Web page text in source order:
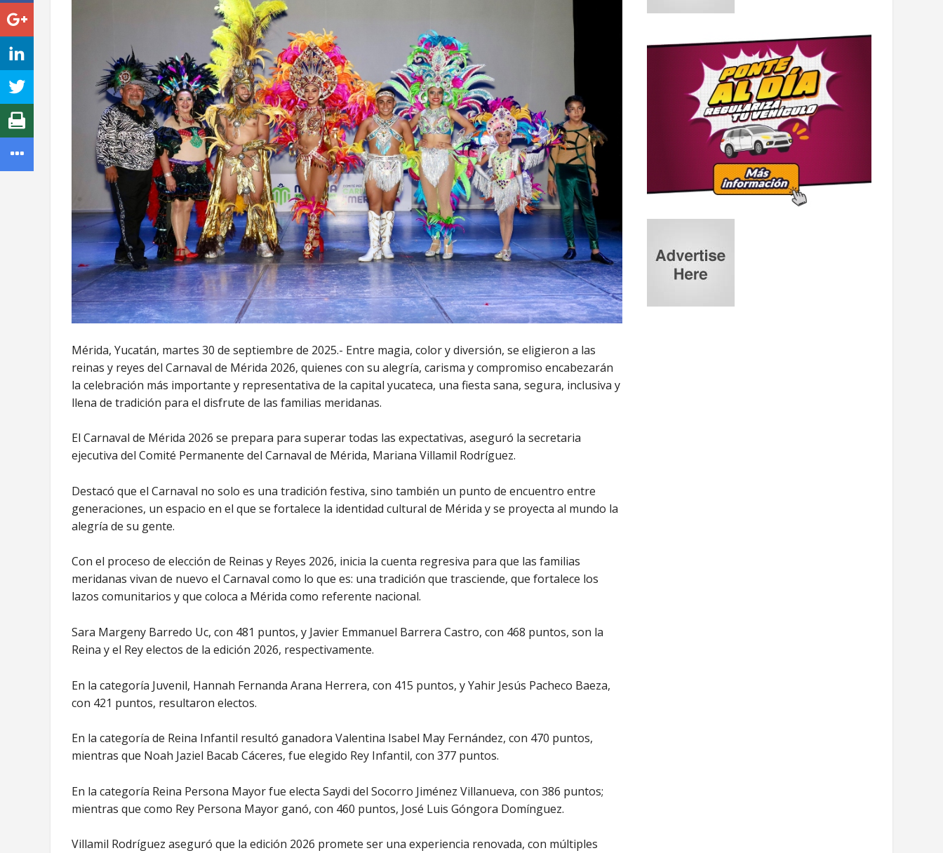
Mérida, Yucatán, martes 30 de septiembre de 2025.- Entre magia, color y diversión, se eligieron a las
reinas y reyes del Carnaval de Mérida 2026, quienes con su alegría, carisma y compromiso encabezarán
la celebración más importante y representativa de la capital yucateca, una fiesta sana, segura, inclusiva y
llena de tradición para el disfrute de las familias meridanas.
El Carnaval de Mérida 2026 se prepara para superar todas las expectativas, aseguró la secretaria
ejecutiva del Comité Permanente del Carnaval de Mérida, Mariana Villamil Rodríguez.
Destacó que el Carnaval no solo es una tradición festiva, sino también un punto de encuentro entre
generaciones, un espacio en el que se fortalece la identidad cultural de Mérida y se proyecta al mundo la
alegría de su gente.
Con el proceso de elección de Reinas y Reyes 2026, inicia la cuenta regresiva para que las familias
meridanas vivan de nuevo el Carnaval como lo que es: una tradición que trasciende, que fortalece los
lazos comunitarios y que coloca a Mérida como referente nacional.
Sara Margeny Barredo Uc, con 481 puntos, y Javier Emmanuel Barrera Castro, con 468 puntos, son la
Reina y el Rey electos de la edición 2026, respectivamente.
En la categoría Juvenil, Hannah Fernanda Arana Herrera, con 415 puntos, y Yahir Jesús Pacheco Baeza,
con 421 puntos, resultaron electos.
En la categoría de Reina Infantil resultó ganadora Valentina Isabel May Fernández, con 470 puntos,
mientras que Noah Jaziel Bacab Cáceres, fue elegido Rey Infantil, con 377 puntos.
En la categoría Reina Persona Mayor fue electa Saydi del Socorro Jiménez Villanueva, con 386 puntos;
mientras que como Rey Persona Mayor ganó, con 460 puntos, José Luis Góngora Domínguez.
Villamil Rodríguez aseguró que la edición 2026 promete ser una experiencia renovada, con múltiples